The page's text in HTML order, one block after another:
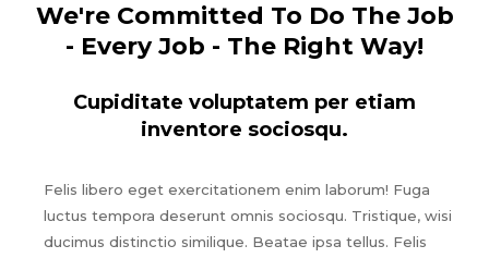
We're Committed To Do The Job
- Every Job - The Right Way!
Cupiditate voluptatem per etiam
inventore sociosqu.
Felis libero eget exercitationem enim laborum! Fuga
luctus tempora deserunt omnis sociosqu. Tristique, wisi
ducimus distinctio similique. Beatae ipsa tellus. Felis